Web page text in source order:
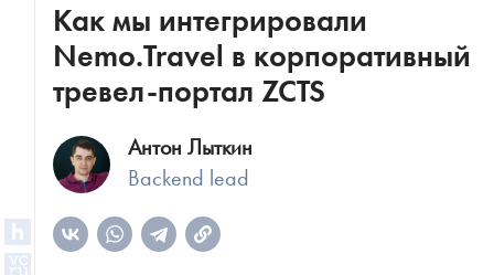
Как мы интегрировали
Nemo.Travel в корпоративный
тревел-портал ZCTS
Антон Лыткин
Backend lead